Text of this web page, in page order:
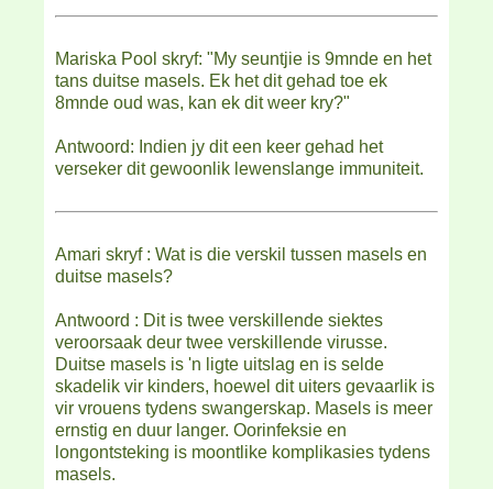
Mariska Pool skryf: "My seuntjie is 9mnde en het
tans duitse masels. Ek het dit gehad toe ek
8mnde oud was, kan ek dit weer kry?"
Antwoord: Indien jy dit een keer gehad het
verseker dit gewoonlik lewenslange immuniteit.
Amari skryf : Wat is die verskil tussen masels en
duitse masels?
Antwoord : Dit is twee verskillende siektes
veroorsaak deur twee verskillende virusse.
Duitse masels is 'n ligte uitslag en is selde
skadelik vir kinders, hoewel dit uiters gevaarlik is
vir vrouens tydens swangerskap. Masels is meer
ernstig en duur langer. Oorinfeksie en
longontsteking is moontlike komplikasies tydens
masels.